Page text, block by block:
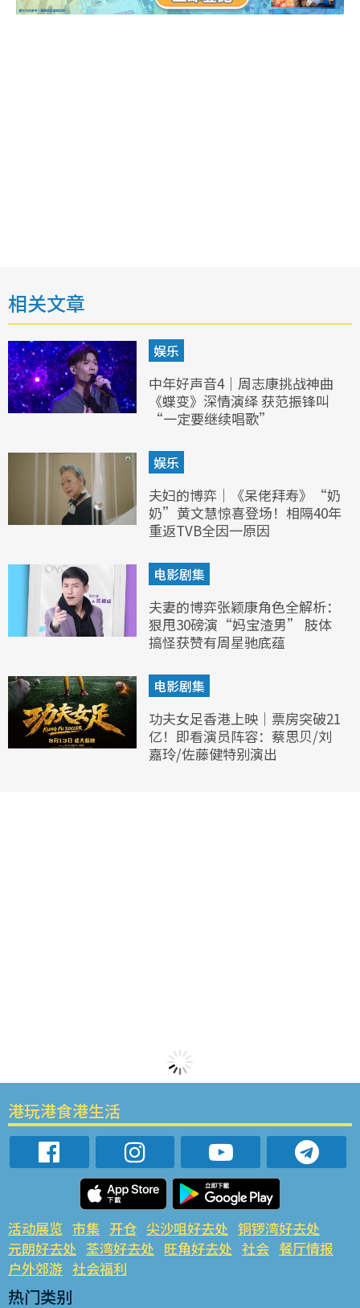
相关文章
娱乐
中年好声音4｜周志康挑战神曲
《蝶变》深情演绎 获范振锋叫
“一定要继续唱歌”
娱乐
夫妇的博弈｜《呆佬拜寿》“奶
奶”黄文慧惊喜登场！相隔40年
重返TVB全因一原因
电影剧集
夫妻的博弈张颖康角色全解析：
狠甩30磅演“妈宝渣男” 肢体
搞怪获赞有周星驰底蕴
电影剧集
功夫女足香港上映｜票房突破21
亿！即看演员阵容：蔡思贝/刘
嘉玲/佐藤健特别演出
港玩港食港生活
活动展览 市集 开仓 尖沙咀好去处 铜锣湾好去处
元朗好去处 荃湾好去处 旺角好去处 社会 餐厅情报
户外郊游 社会福利
热门类别